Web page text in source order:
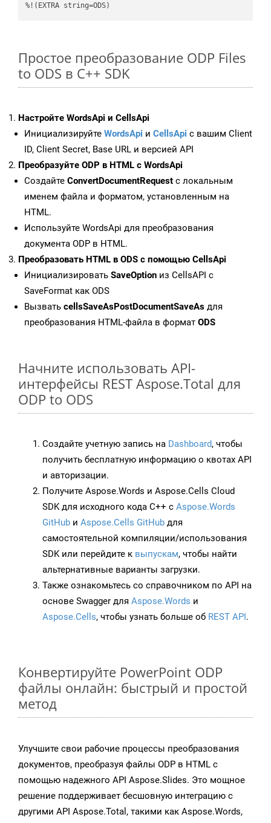
%!(EXTRA string=ODS)
Простое преобразование ODP Files
to ODS в C++ SDK
Настройте WordsApi и CellsApi
Инициализируйте WordsApi и CellsApi с вашим Client
ID, Client Secret, Base URL и версией API
Преобразуйте ODP в HTML с WordsApi
Создайте ConvertDocumentRequest с локальным
именем файла и форматом, установленным на
HTML.
Используйте WordsApi для преобразования
документа ODP в HTML.
Преобразовать HTML в ODS с помощью CellsApi
Инициализировать SaveOption из CellsAPI с
SaveFormat как ODS
Вызвать cellsSaveAsPostDocumentSaveAs для
преобразования HTML-файла в формат ODS
Начните использовать API-
интерфейсы REST Aspose.Total для
ODP to ODS
Создайте учетную запись на Dashboard, чтобы
получить бесплатную информацию о квотах API
и авторизации.
Получите Aspose.Words и Aspose.Cells Cloud
SDK для исходного кода C++ с Aspose.Words
GitHub и Aspose.Cells GitHub для
самостоятельной компиляции/использования
SDK или перейдите к выпускам, чтобы найти
альтернативные варианты загрузки.
Также ознакомьтесь со справочником по API на
основе Swagger для Aspose.Words и
Aspose.Cells, чтобы узнать больше об REST API.
Конвертируйте PowerPoint ODP
файлы онлайн: быстрый и простой
метод
Улучшите свои рабочие процессы преобразования
документов, преобразуя файлы ODP в HTML с
помощью надежного API Aspose.Slides. Это мощное
решение поддерживает бесшовную интеграцию с
другими API Aspose.Total, такими как Aspose.Words,